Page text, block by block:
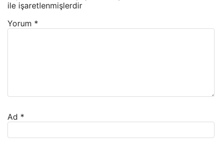
ile işaretlenmişlerdir
Yorum *
Ad *